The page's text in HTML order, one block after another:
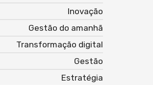
Inovação
Gestão do amanhã
Transformação digital
Gestão
Estratégia